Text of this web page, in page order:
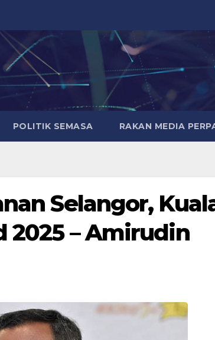
POLITIK SEMASA RAKAN MEDIA
Selangor,
– Amirudin